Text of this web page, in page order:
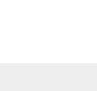
terrenos, salas